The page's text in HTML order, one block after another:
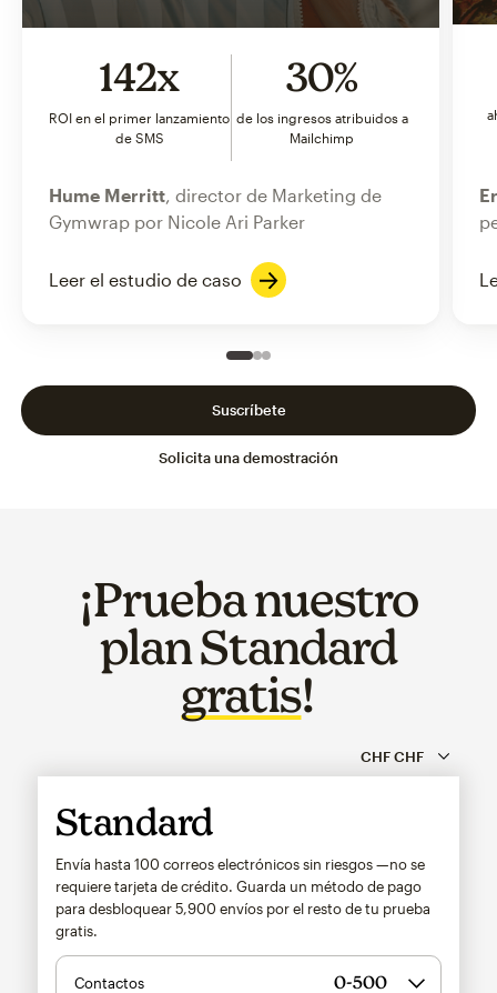
142x
ROI en el primer lanzamiento
de SMS
30%
de los ingresos atribuidos a
Mailchimp
Hume Merritt, director de Marketing de
Gymwrap por Nicole Ari Parker
Leer el estudio de caso
Slide 1 of 3
Go to slide 2 of 3
Go to slide 3 of 3
Solicita una demostración
Suscríbete
¡Prueba nuestro
plan Standard
gratis!
Standard
Envía hasta 100 correos electrónicos sin riesgos —no se
requiere tarjeta de crédito. Guarda un método de pago
para desbloquear5,900 envíos por el resto de tu prueba
gratis.
Contactos